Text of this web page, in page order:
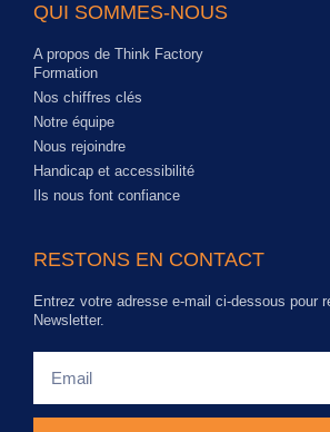
QUI SOMMES-NOUS
A propos de Think Factory
Formation
Nos chiffres clés
Notre équipe
Nous rejoindre
Handicap et accessibilité
Ils nous font confiance
RESTONS EN CONTACT
Entrez votre adresse e-mail ci-dessous pour
Newsletter.